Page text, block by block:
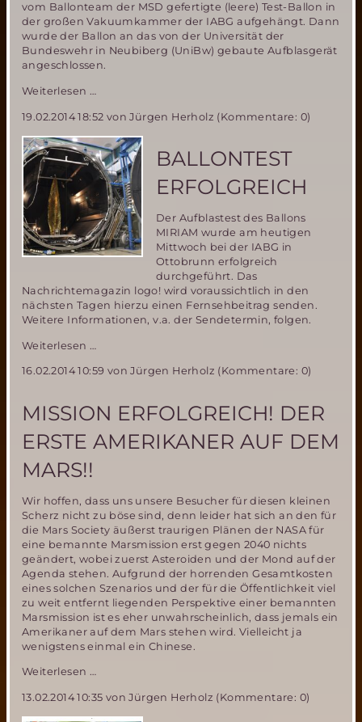
vom Ballonteam der MSD gefertigte (leere) Test-Ballon in
der großen Vakuumkammer der IABG aufgehängt. Dann
wurde der Ballon an das von der Universität der
Bundeswehr in Neubiberg (UniBw) gebaute Aufblasgerät
angeschlossen.
Weiterlesen …
Miriam2-
Ballons
bei
der
IABG
in
Ottobrunn
19.02.2014 18:52 von Jürgen Herholz (Kommentare: 0)
BALLONTEST
ERFOLGREICH
Der Aufblastest des Ballons
MIRIAM wurde am heutigen
Mittwoch bei der IABG in
Ottobrunn erfolgreich
durchgeführt. Das
Nachrichtemagazin logo! wird voraussichtlich in den
nächsten Tagen hierzu einen Fernsehbeitrag senden.
Weitere Informationen, v.a. der Sendetermin, folgen.
Weiterlesen …
16.02.2014 10:59 von Jürgen Herholz (Kommentare: 0)
MISSION ERFOLGREICH! DER
ERSTE AMERIKANER AUF DEM
MARS!!
Wir hoffen, dass uns unsere Besucher für diesen kleinen
Scherz nicht zu böse sind, denn leider hat sich an den für
die Mars Society äußerst traurigen Plänen der NASA für
eine bemannte Marsmission erst gegen 2040 nichts
geändert, wobei zuerst Asteroiden und der Mond auf der
Agenda stehen. Aufgrund der horrenden Gesamtkosten
eines solchen Szenarios und der für die Öffentlichkeit viel
zu weit entfernt liegenden Perspektive einer bemannten
Marsmission ist es eher unwahrscheinlich, dass jemals ein
Amerikaner auf dem Mars stehen wird. Vielleicht ja
wenigstens einmal ein Chinese.
Weiterlesen …
Der
erste
13.02.2014 10:35 von Jürgen Herholz (Kommentare: 0)